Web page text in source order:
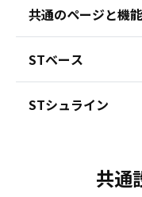
共通のページと機能
STベース
STシュライン
共通